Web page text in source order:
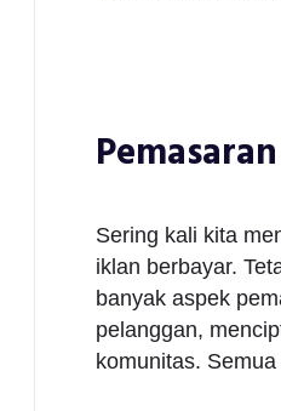
Sering kali kita
iklan berbayar.
banyak aspek
pelanggan,
komunitas.